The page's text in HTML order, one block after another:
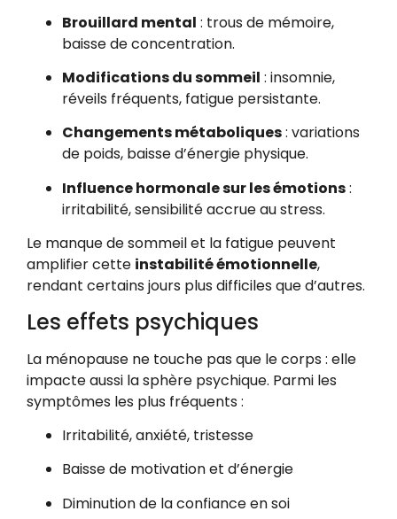
Brouillard mental : trous de mémoire,
baisse de concentration.
Modifications du sommeil : insomnie,
réveils fréquents, fatigue persistante.
Changements métaboliques: variations
de poids, baisse d’énergie physique.
Influence hormonale sur les émotions:
irritabilité, sensibilité accrue au stress.
Le manque de sommeil et la fatigue peuvent
amplifier cette instabilité émotionnelle,
rendant certains jours plus difficiles que d’autres.
Les effets psychiques
La ménopause ne touche pas que le corps : elle
impacte aussi la sphère psychique. Parmi les
symptômes les plus fréquents :
Irritabilité, anxiété, tristesse
Baisse de motivation et d’énergie
Diminution de la confiance en soi